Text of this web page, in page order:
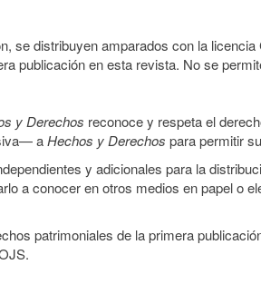
se distribuyen amparados con la
publicación en esta revista. No se
y Derechos reconoce y respeta el
aHechos y Derechos para permitir
y adicionales para la
a conocer en otros medios en papel o
patrimoniales de la primera